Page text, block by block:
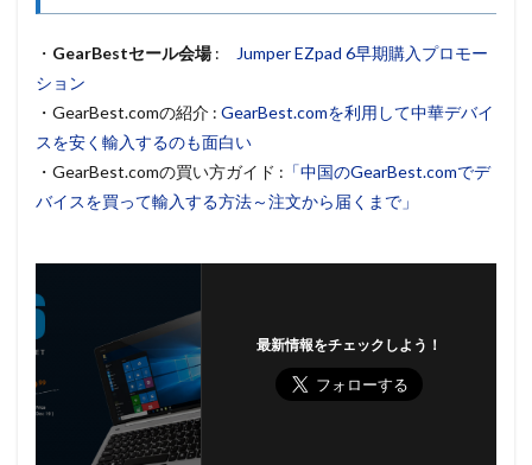
・ GearBestセール会場:
Jumper EZpad 6早期購入プロモー
ション
・GearBest.comの紹介 : GearBest.comを利用して中華デバイ
スを安く輸入するのも面白い
・GearBest.comの買い方ガイド : 「中国のGearBest.comでデ
バイスを買って輸入する方法～注文から届くまで」
最新情報をチェックしよう！